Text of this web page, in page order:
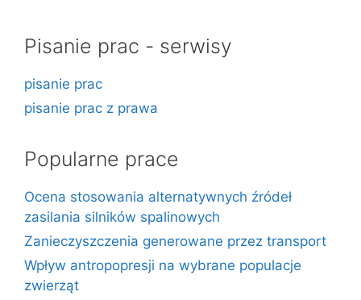
Pisanie prac - serwisy
pisanie prac
pisanie prac z prawa
Popularne prace
Ocena stosowania alternatywnych źródeł
zasilania silników spalinowych
Zanieczyszczenia generowane przez transport
Wpływ antropopresji na wybrane populacje
zwierząt